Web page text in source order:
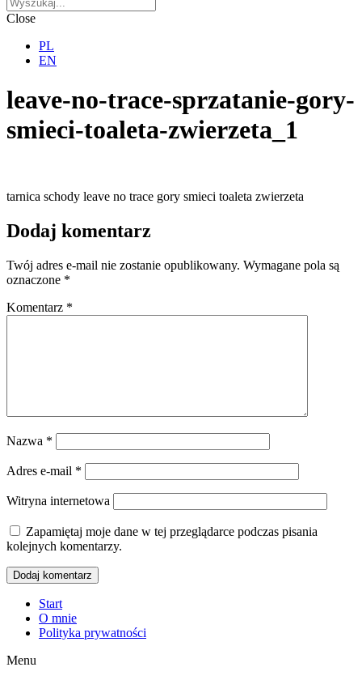
Close
PL
EN
leave-no-trace-sprzatanie-gory-
smieci-toaleta-zwierzeta_1
tarnica schody leave no trace gory smieci toaleta zwierzeta
Dodaj komentarz
Twój adres e-mail nie zostanie opublikowany. Wymagane pola są
oznaczone *
Komentarz *
Nazwa *
Adres e-mail *
Witryna internetowa
Zapamiętaj moje dane w tej przeglądarce podczas pisania
kolejnych komentarzy.
Start
O mnie
Polityka prywatności
Menu